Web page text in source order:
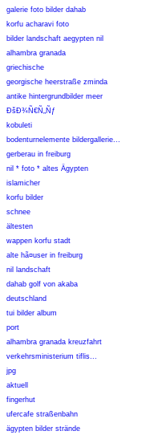
galerie foto bilder dahab
korfu acharavi foto
bilder landschaft aegypten nil
alhambra granada
griechische
georgische heerstraße zminda
antike hintergrundbilder meer
ÐšÐ¾Ñ€Ñ„Ñƒ
kobuleti
bodenturnelemente bildergallerie...
gerberau in freiburg
nil * foto * altes Ägypten
islamicher
korfu bilder
schnee
ältesten
wappen korfu stadt
alte hã¤user in freiburg
nil landschaft
dahab golf von akaba
deutschland
tui bilder album
port
alhambra granada kreuzfahrt
verkehrsministerium tiflis...
jpg
aktuell
fingerhut
ufercafe straßenbahn
ägypten bilder strände